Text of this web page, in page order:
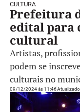
CULTURA
Prefeitura
edital para
cultural
Artistas,
podem se
culturais no
09/12/2024 às 11:46